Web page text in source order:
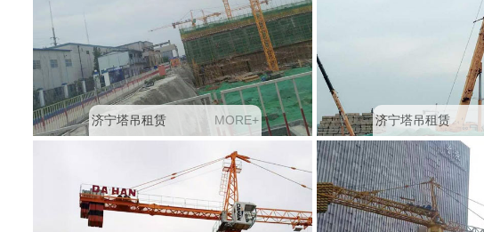
济宁塔吊租赁 MORE+ 济宁塔吊租赁